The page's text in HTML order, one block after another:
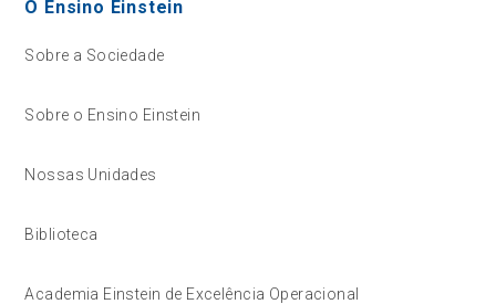
O Ensino Einstein
Sobre a Sociedade
Sobre o Ensino Einstein
Nossas Unidades
Biblioteca
Academia Einstein de Excelência Operacional